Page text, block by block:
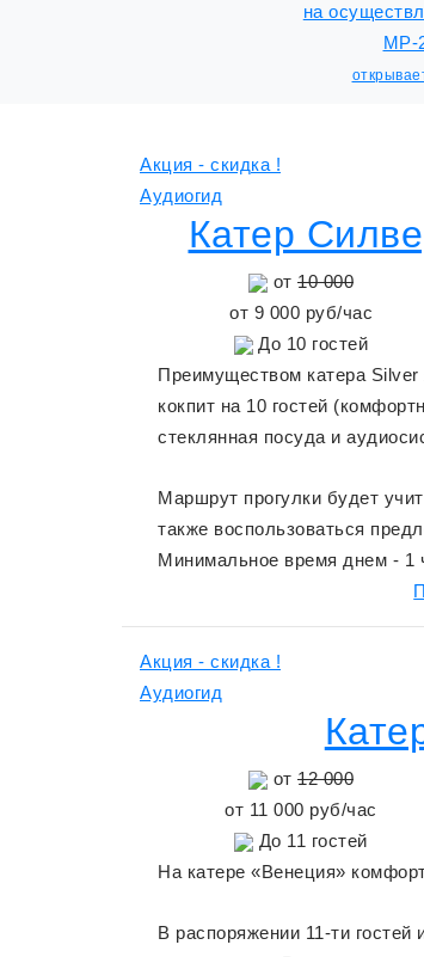
на
МР-
Акция - скидка !
Аудиогид
Катер
от 10 000
от 9 000 руб/час
До 10 гостей
Преимуществом катера
кокпит на 10 гостей
стеклянная посуда и
Маршрут прогулки будет
также воспользоваться
Минимальное время днем - 1
Акция - скидка !
Аудиогид
от 12 000
от 11 000 руб/час
До 11 гостей
На катере «Венеция»
В распоряжении 11-ти